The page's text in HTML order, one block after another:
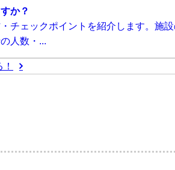
か？
チェックポイントを紹介します。施設
人数・...